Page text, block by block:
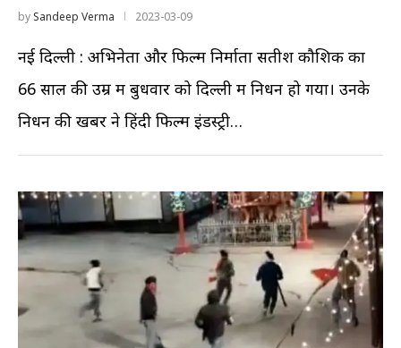
by Sandeep Verma 2023-03-09
नई दिल्ली : अभिनेता और फिल्म निर्माता सतीश कौशिक का
66 साल की उम्र में बुधवार को दिल्ली में निधन हो गया। उनके
निधन की खबर ने हिंदी फिल्म इंडस्ट्री…